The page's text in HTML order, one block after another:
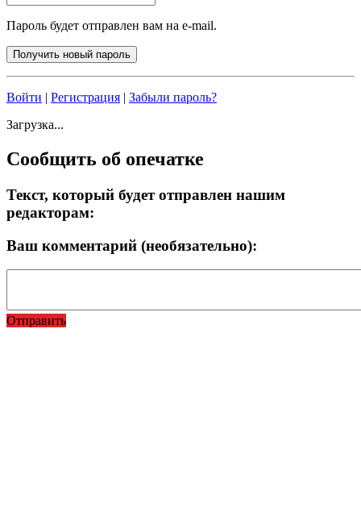
Пароль будет отправлен вам на e-mail.
Войти | Регистрация | Забыли пароль?
Загрузка...
Сообщить об опечатке
Текст, который будет отправлен нашим
редакторам:
Ваш комментарий (необязательно):
Отправить